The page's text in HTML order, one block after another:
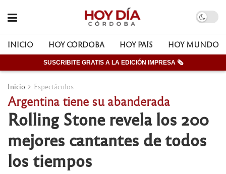
INICIO HOY CÓRDOBA HOY PAÍS HOY MUNDO
SUSCRIBITE GRATIS A LA EDICIÓN IMPRESA 🗞
Inicio Espectáculos
Argentina tiene su abanderada
Rolling Stone revela los 200
mejores cantantes de todos
los tiempos